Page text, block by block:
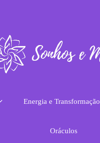
Energia e Transformação
Oráculos